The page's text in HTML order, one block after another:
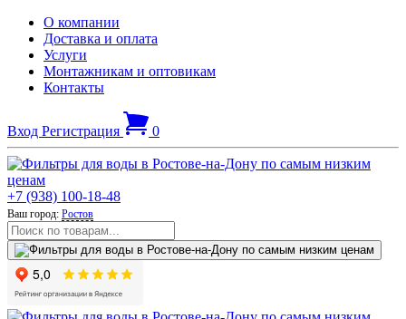
О компании
Доставка и оплата
Услуги
Монтажникам и оптовикам
Контакты
Вход Регистрация 0
+7 (938) 100-18-48
Ваш город: Ростов